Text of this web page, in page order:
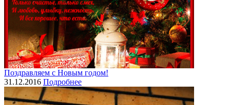
Поздравляем с Новым годом!
31.12.2016 Подробнее